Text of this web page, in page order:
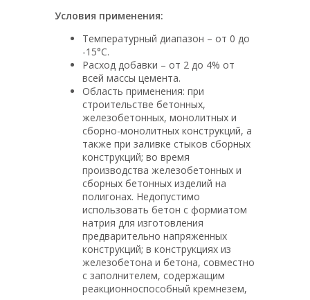
Условия применения:
Температурный диапазон – от 0 до
-15°С.
Расход добавки – от 2 до 4% от
всей массы цемента.
Область применения: при
строительстве бетонных,
железобетонных, монолитных и
сборно-монолитных конструкций, а
также при заливке стыков сборных
конструкций; во время
производства железобетонных и
сборных бетонных изделий на
полигонах. Недопустимо
использовать бетон с формиатом
натрия для изготовления
предварительно напряженных
конструкций; в конструкциях из
железобетона и бетона, совместно
с заполнителем, содержащим
реакционноспособный кремнезем,